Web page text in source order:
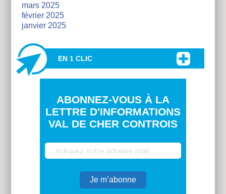
mars 2025
février 2025
janvier 2025
EN 1 CLIC
ABONNEZ-VOUS À LA
LETTRE D'INFORMATIONS
VAL DE CHER CONTROIS